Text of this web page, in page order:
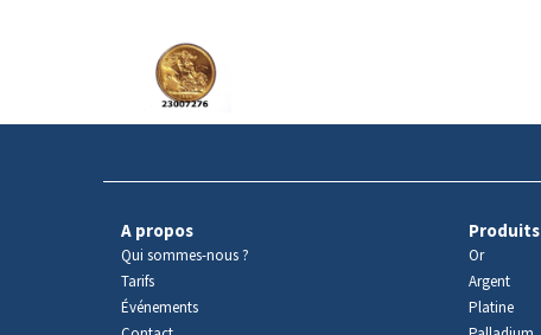
produit
A propos
Qui sommes-nous ?
Tarifs
Événements
Produits
Or
Argent
Platine